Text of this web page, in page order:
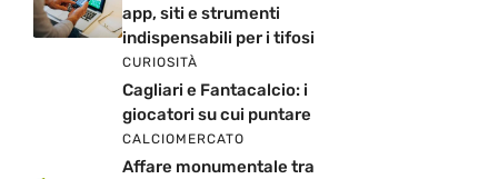
app, siti e strumenti
indispensabili per i tifosi
CURIOSITÀ
Cagliari e Fantacalcio: i
giocatori su cui puntare
CALCIOMERCATO
Affare monumentale tra